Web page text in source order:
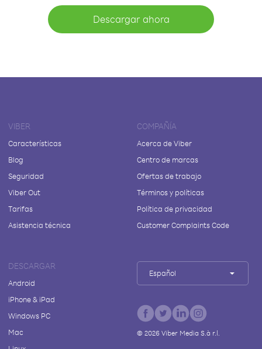
Descargar ahora
VIBER
Características
Blog
Seguridad
Viber Out
Tarifas
Asistencia técnica
COMPAÑÍA
Acerca de Viber
Centro de marcas
Ofertas de trabajo
Términos y políticas
Política de privacidad
Customer Complaints Code
DESCARGAR
Android
iPhone & iPad
Windows PC
Mac
Español
© 2026Viber Media S.à r.l.